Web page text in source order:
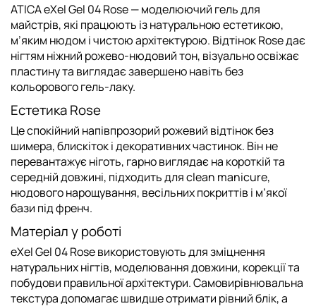
ATICA eXel Gel 04 Rose— моделюючий гель для
майстрів, які працюють із натуральною естетикою,
м’яким нюдом і чистою архітектурою. Відтінок Rose дає
нігтям ніжний рожево-нюдовий тон, візуально освіжає
пластину та виглядає завершено навіть без
кольорового гель-лаку.
Естетика Rose
Це спокійний напівпрозорий рожевий відтінок без
шимера, блискіток і декоративних частинок. Він не
перевантажує ніготь, гарно виглядає на короткій та
середній довжині, підходить для clean manicure,
нюдового нарощування, весільних покриттів і м’якої
бази під френч.
Матеріал у роботі
eXel Gel 04 Rose використовують для зміцнення
натуральних нігтів, моделювання довжини, корекції та
побудови правильної архітектури. Самовирівнювальна
текстура допомагає швидше отримати рівний блік, а